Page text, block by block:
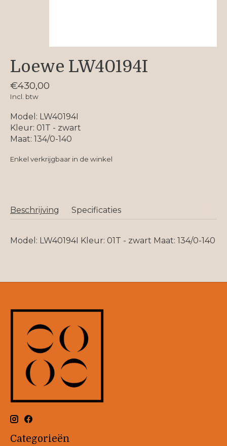
Loewe LW40194I
€430,00
Incl. btw
Model: LW40194I
Kleur: 01T - zwart
Maat: 134/0-140
Enkel verkrijgbaar in de winkel
Beschrijving Specificaties
Model: LW40194I Kleur: 01T - zwart Maat: 134/0-140
Categorieën